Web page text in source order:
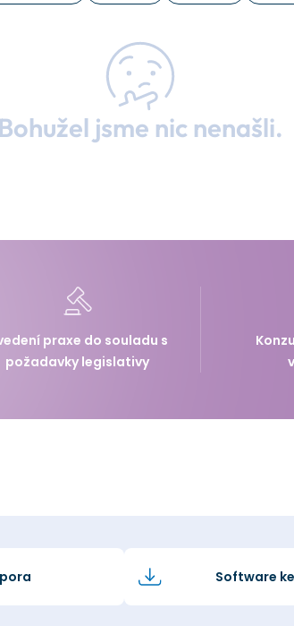
Bohužel jsme nic nenašli.
praxe do souladu s
požadavky legislativy
Software